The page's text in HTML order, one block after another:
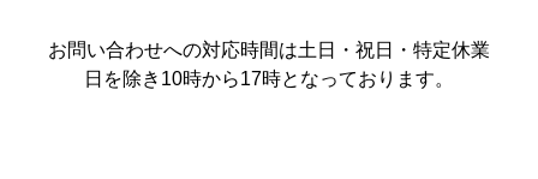
お問い合わせへの対応時間は土日・祝日・特定休業
日を除き10時から17時となっております。